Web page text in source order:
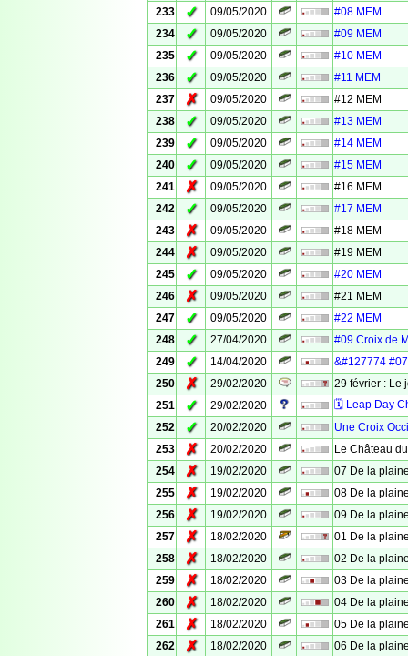
233
✓ 09/05/2020
#08 MEM
234
✓ 09/05/2020
#09 MEM
235
✓ 09/05/2020
#10 MEM
236
✓ 09/05/2020
#11 MEM
237
✗ 09/05/2020
#12 MEM
238
✓ 09/05/2020
#13 MEM
239
✓ 09/05/2020
#14 MEM
240
✓ 09/05/2020
#15 MEM
241
✗ 09/05/2020
#16 MEM
242
✓ 09/05/2020
#17 MEM
243
✗ 09/05/2020
#18 MEM
244
✗ 09/05/2020
#19 MEM
245
✓ 09/05/2020
#20 MEM
246
✗ 09/05/2020
#21 MEM
247
✓ 09/05/2020
#22 MEM
248
✓ 27/04/2020
#09 Croix de
249
✓ 14/04/2020
&#127774
250
✗ 29/02/2020
29 février : Le
251
✓ 29/02/2020
🗓 Leap Day
252
✓ 20/02/2020
Une Croix
253
✗ 20/02/2020
Le Château
254
✗ 19/02/2020
07 De la
255
✗ 19/02/2020
08 De la
256
✗ 19/02/2020
09 De la
257
✗ 18/02/2020
01 De la
258
✗ 18/02/2020
02 De la
259
✗ 18/02/2020
03 De la
260
✗ 18/02/2020
04 De la
261
✗ 18/02/2020
05 De la
262
✗ 18/02/2020
06 De la